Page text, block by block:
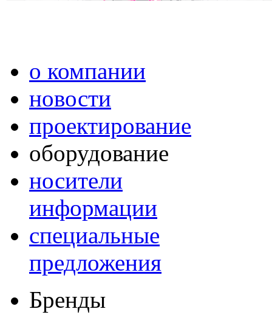
о компании
новости
проектирование
оборудование
носители
информации
специальные
предложения
Бренды